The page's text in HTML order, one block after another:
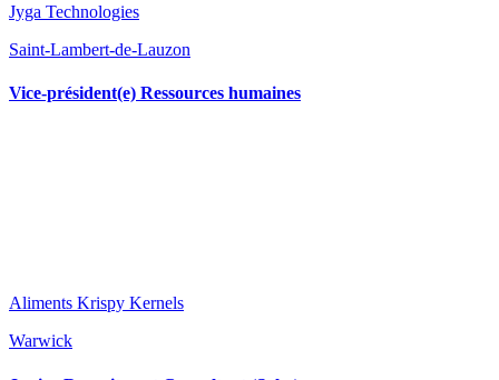
Jyga Technologies
Saint-Lambert-de-Lauzon
Vice-président(e) Ressources humaines
Aliments Krispy Kernels
Warwick